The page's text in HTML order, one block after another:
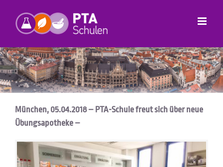
Inhalt
springen
München, 05.04.2018 – PTA-Schule freut sich über neue
Übungsapotheke –